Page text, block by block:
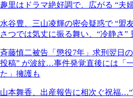
趣里はドラマ絶好調で、広がる “夫
水谷豊、三山凌輝の密会疑惑で “盟
さつでは気丈に振る舞い、“冷静さ”
斉藤慎二被告「懲役7年」求刑翌日
投稿” が波紋…事件発覚直後には「
た」擁護も
山本舞香、出産報告に相次ぐ祝福